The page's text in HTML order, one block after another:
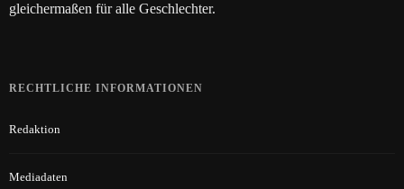
gleichermaßen für alle Geschlechter.
RECHTLICHE INFORMATIONEN
Redaktion
Mediadaten